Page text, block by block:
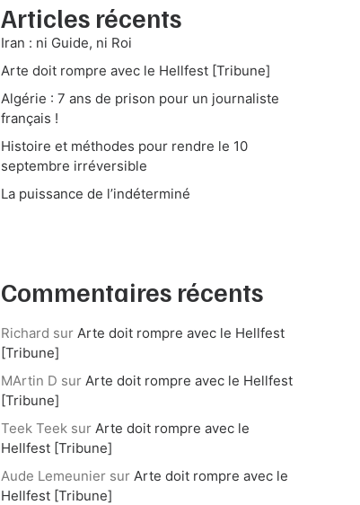
Articles récents
Iran : ni Guide, ni Roi
Arte doit rompre avec le Hellfest [Tribune]
Algérie : 7 ans de prison pour un journaliste
français !
Histoire et méthodes pour rendre le 10
septembre irréversible
La puissance de l’indéterminé
Commentaires récents
Richard sur Arte doit rompre avec le Hellfest
[Tribune]
MArtin D sur Arte doit rompre avec le Hellfest
[Tribune]
Teek Teek sur Arte doit rompre avec le
Hellfest [Tribune]
Aude Lemeunier sur Arte doit rompre avec le
Hellfest [Tribune]